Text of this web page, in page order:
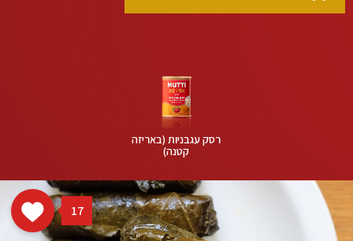
רסק עגבניות (באריזה
קטנה)
17